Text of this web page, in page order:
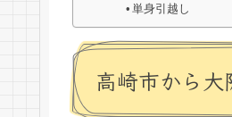
単身引越し
高崎市から